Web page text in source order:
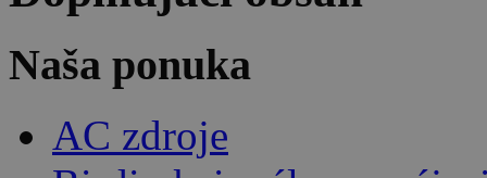
Naša ponuka
AC zdroje